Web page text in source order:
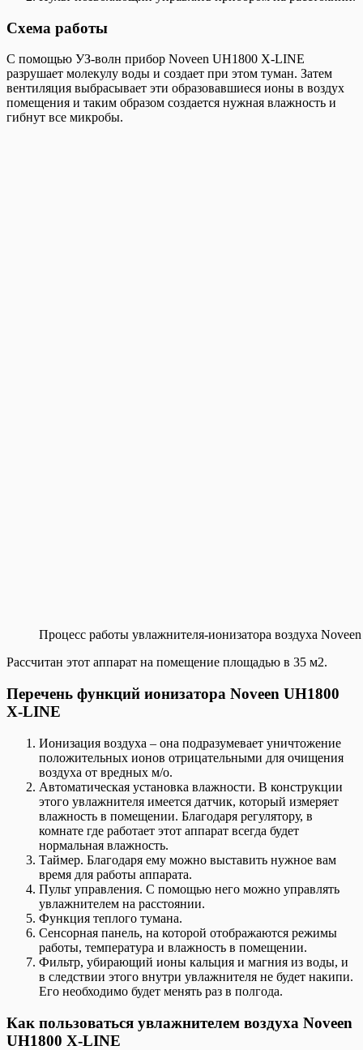
Схема работы
С помощью УЗ-волн прибор Noveen UH1800 X-LINE
разрушает молекулу воды и создает при этом туман. Затем
вентиляция выбрасывает эти образовавшиеся ионы в воздух
помещения и таким образом создается нужная влажность и
гибнут все микробы.
Процесс работы увлажнителя-ионизатора воздуха
Рассчитан этот аппарат на помещение площадью в 35 м2.
Перечень функций ионизатора Noveen UH1800
X-LINE
Ионизация воздуха – она подразумевает уничтожение
положительных ионов отрицательными для очищения
воздуха от вредных м/о.
Автоматическая установка влажности. В конструкции
этого увлажнителя имеется датчик, который измеряет
влажность в помещении. Благодаря регулятору, в
комнате где работает этот аппарат всегда будет
нормальная влажность.
Таймер. Благодаря ему можно выставить нужное вам
время для работы аппарата.
Пульт управления. С помощью него можно управлять
увлажнителем на расстоянии.
Функция теплого тумана.
Сенсорная панель, на которой отображаются режимы
работы, температура и влажность в помещении.
Фильтр, убирающий ионы кальция и магния из воды, и
в следствии этого внутри увлажнителя не будет накипи.
Его необходимо будет менять раз в полгода.
Как пользоваться увлажнителем воздуха Noveen
UH1800 X-LINE